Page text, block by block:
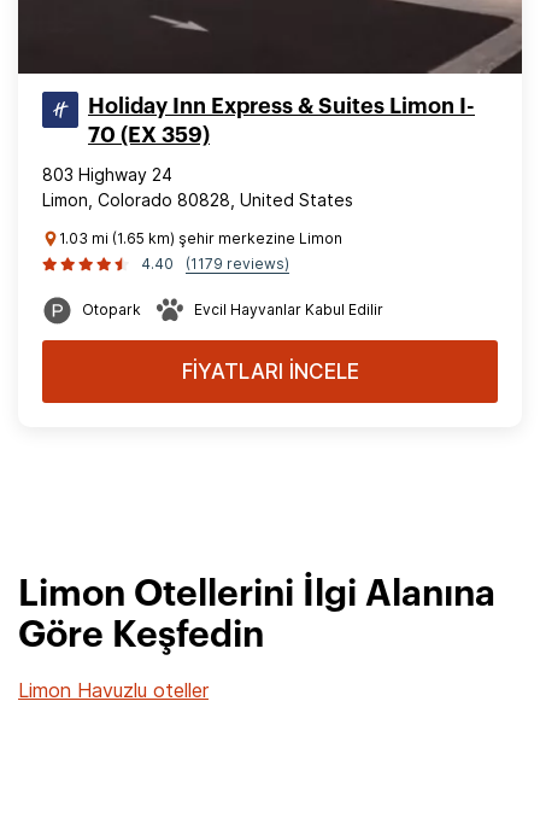
Holiday Inn Express & Suites Limon I-
70 (EX 359)
803 Highway 24
Limon, Colorado 80828, United States
1.03 mi (1.65 km) şehir merkezine Limon
4.40
(1179 reviews)
Otopark Evcil Hayvanlar Kabul Edilir
FİYATLARI İNCELE
Limon Otellerini İlgi Alanına
Göre Keşfedin
Limon Havuzlu oteller